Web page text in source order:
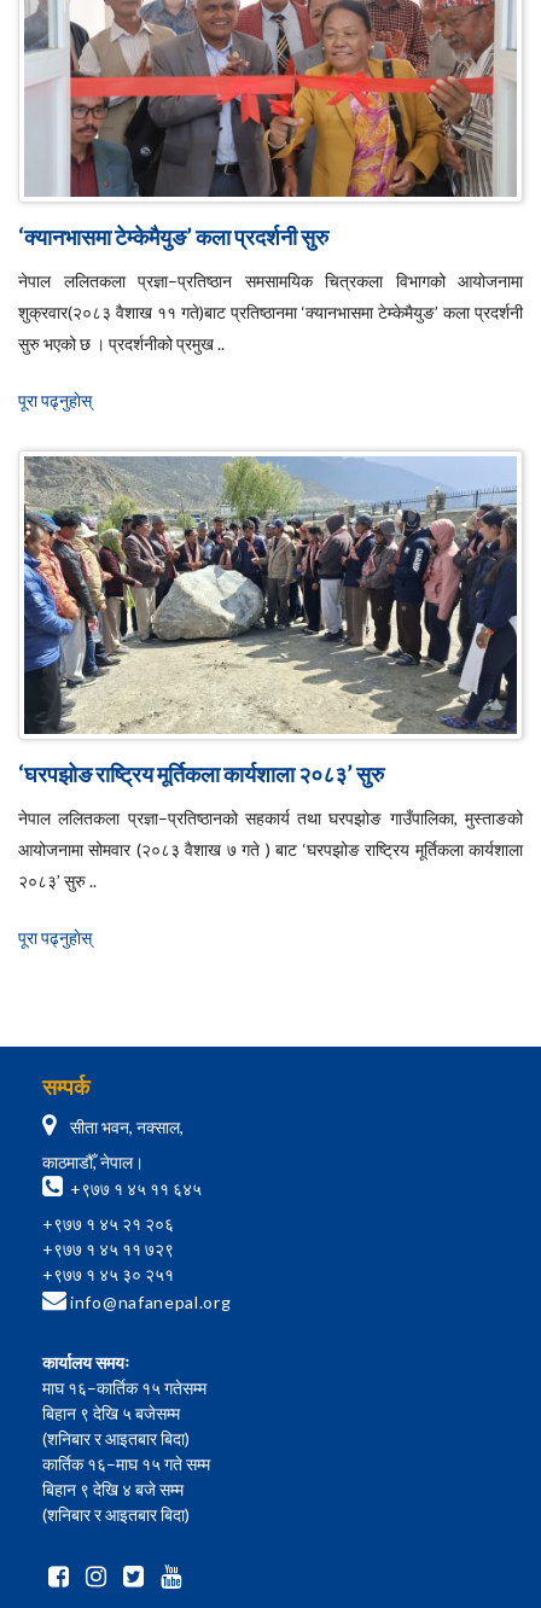
‘क्यानभासमा टेम्केमैयुङ’ कला प्रदर्शनी सुरु
नेपाल ललितकला प्रज्ञा–प्रतिष्ठान समसामयिक चित्रकला विभागको आयोजनामा
शुक्रवार(२०८३ वैशाख ११ गते)बाट प्रतिष्ठानमा ‘क्यानभासमा टेम्केमैयुङ’ कला प्रदर्शनी
सुरु भएको छ । प्रदर्शनीको प्रमुख ..
पूरा पढ्नुहाेस्
‘घरपझोङ राष्ट्रिय मूर्तिकला कार्यशाला २०८३’ सुरु
नेपाल ललितकला प्रज्ञा–प्रतिष्ठानको सहकार्य तथा घरपझोङ गाउँपालिका, मुस्ताङको
आयोजनामा सोमवार (२०८३ वैशाख ७ गते ) बाट ‘घरपझोङ राष्ट्रिय मूर्तिकला कार्यशाला
२०८३’ सुरु ..
पूरा पढ्नुहाेस्
सम्पर्क
सीता भवन, नक्साल,
काठमाडौँ, नेपाल।
+९७७ १ ४५ ११ ६४५
+९७७ १ ४५ २१ २०६
+९७७ १ ४५ ११ ७२९
+९७७ १ ४५ ३० २५१
info@nafanepal.org
कार्यालय समयः
माघ १६–कार्तिक १५ गतेसम्म
बिहान ९ देखि ५ बजेसम्म
(शनिबार र आइतबार बिदा)
कार्तिक १६–माघ १५ गते सम्म
बिहान ९ देखि ४ बजे सम्म
(शनिबार र आइतबार बिदा)